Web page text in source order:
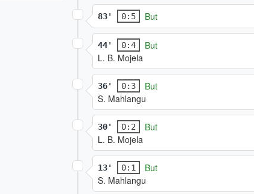
83' 0:5 But
44' 0:4
But
L. B. Mojela
36' 0:3
But
S. Mahlangu
30' 0:2
But
L. B. Mojela
13' 0:1
But
S. Mahlangu